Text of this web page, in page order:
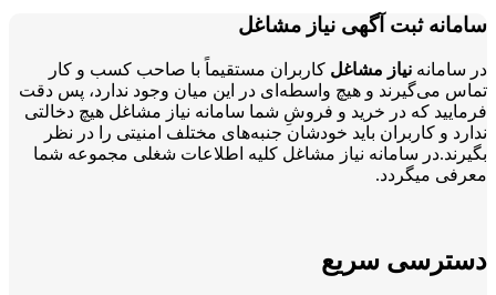
سامانه ثبت آگهی نیاز مشاغل
در سامانه نیاز مشاغلکاربران مستقیماً با صاحب کسب و کار
تماس می‌گیرند و هیچ واسطه‌ای در این میان وجود ندارد، پس دقت
فرمایید که در خرید و فروشِ شما سامانه نیاز مشاغل هیچ دخالتی
ندارد و کاربران باید خودشان جنبه‌های مختلف امنیتی را در نظر
بگیرند.در سامانه نیاز مشاغل کلیه اطلاعات شغلی مجموعه شما
معرفی میگردد.
دسترسی سریع